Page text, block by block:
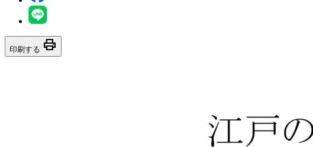
印刷する print